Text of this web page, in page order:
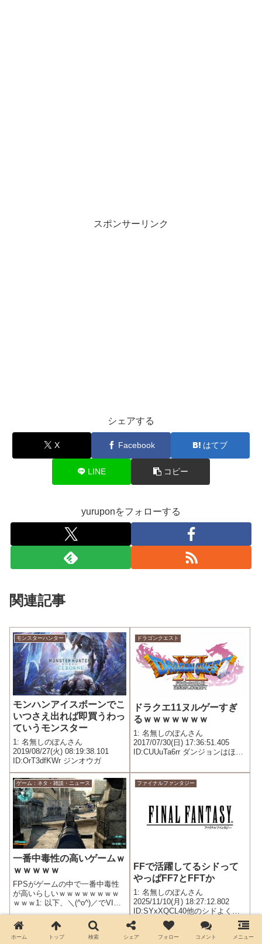
スポンサーリンク
シェアする
X Facebook はてブ
LINE コピー
yuruponをフォローする
関連記事
モンスターハンター
モンハンアイスボーンでこ
いつさえ出れば即買うわっ
ていうモンスター
1: 名無しのぽんさん
2019/08/27(火) 08:19:38.101
ID:OrT3dfKWr ジンオウガ
ドラゴンクエスト
ドラクエ11ヌルゲーすぎ
るｗｗｗｗｗｗｗ
1: 名無しのぽんさん
2017/07/30(日) 17:36:51.405
ID:CUUuTa6rr ダンジョンはほぼ
何したらいいかまで書いてくれ
てる 中断セーブもぶっちゃけ中
断じゃなくて普通のセーブだ
ゲーム：ネタ・雑談・ニュース
一番中毒性の高いゲームｗ
ｗｗｗｗｗ
FPSがゲームの中で一番中毒性
が高いらしいｗｗｗｗｗｗｗｗ
ｗｗｗ1: 以下、＼(^o^)／でVIP
がお送りします 2015/08/16(日)
03:10:18.826 ID:mZ4V4rtoK.net
ファイナルファンタジー
FFで活躍してるシドって
やっぱFF7とFFTか
1: 名無しのぽんさん
2025/11/10(月) 18:27:12.802
ID:SYxXQCL40他のシドよく覚
えてない
ホーム トップ 検索 シェア フォロー コメント メニュー